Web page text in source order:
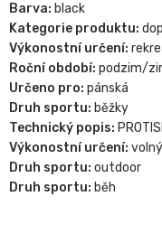
Barva: black
Kategorie produktu:
Výkonostní určení:
Roční období: podzim/
Určeno pro: pánská
Druh sportu: běžky
Technický popis:
Výkonostní určení:
Druh sportu: outdoor
Druh sportu: běh